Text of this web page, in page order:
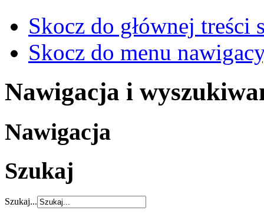
Skocz do głównej treści
Skocz do menu
Nawigacja i
Nawigacja
Szukaj
Szukaj...